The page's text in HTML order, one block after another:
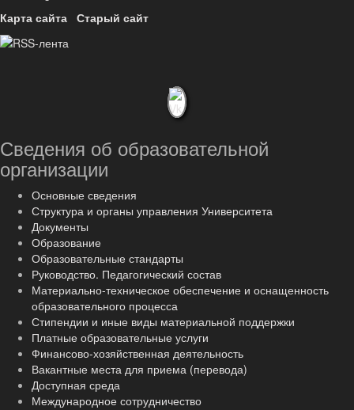
Карта сайта Старый сайт
Сведения об образовательной
организации
Основные сведения
Структура и органы управления Университета
Документы
Образование
Образовательные стандарты
Руководство. Педагогический состав
Материально-техническое обеспечение и оснащенность
образовательного процесса
Стипендии и иные виды материальной поддержки
Платные образовательные услуги
Финансово-хозяйственная деятельность
Вакантные места для приема (перевода)
Доступная среда
Международное сотрудничество